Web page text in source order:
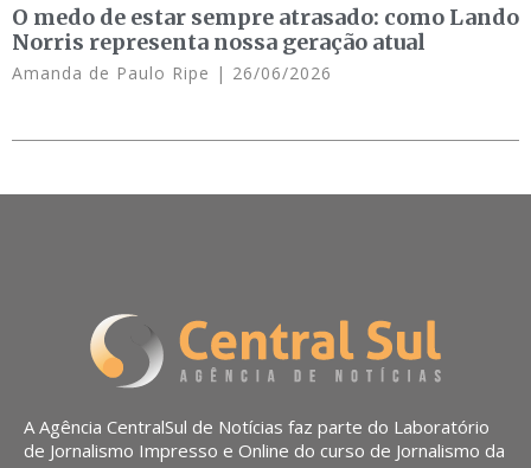
O medo de estar sempre atrasado: como Lando
Norris representa nossa geração atual
Amanda de Paulo Ripe 26/06/2026
A Agência CentralSul de Notícias faz parte do Laboratório
de Jornalismo Impresso e Online do curso de Jornalismo da